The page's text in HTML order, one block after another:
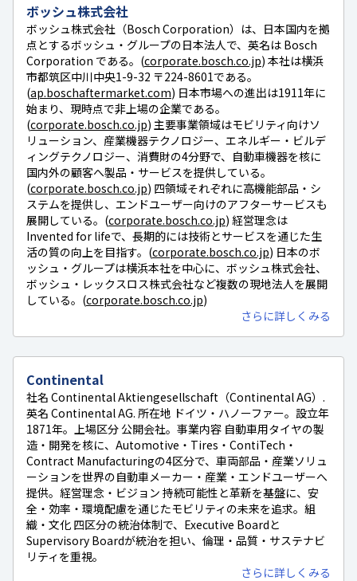
ボッシュ株式会社
ボッシュ株式会社（Bosch Corporation）は、日本国内を拠
点とするボッシュ・グループの日本法人で、英名は Bosch
Corporation である。(corporate.bosch.co.jp) 本社は横浜
市都筑区中川中央1-9-32 〒224-8601である。
(ap.boschaftermarket.com) 日本市場への進出は1911年に
始まり、現時点で非上場の企業である。
(corporate.bosch.co.jp) 主要事業領域はモビリティ向けソ
リューション、産業機器テクノロジー、エネルギー・ビルデ
ィングテクノロジー、消費財の4分野で、自動車機器を核に
国内外の顧客へ製品・サービスを提供している。
(corporate.bosch.co.jp) 四領域それぞれに高機能部品・シ
ステムを提供し、エンドユーザー向けのアフターサービスも
展開している。(corporate.bosch.co.jp) 経営理念は
Invented for lifeで、長期的には技術とサービスを通じた生
活の質の向上を目指す。(corporate.bosch.co.jp) 日本のボ
ッシュ・グループは横浜本社を中心に、ボッシュ株式会社、
ボッシュ・レックスロス株式会社など複数の現地法人を展開
している。(corporate.bosch.co.jp)
さらに詳しくみる
Continental
社名 Continental Aktiengesellschaft（Continental AG）.
英名 Continental AG. 所在地 ドイツ・ハノーファー。設立年
1871年。上場区分 公開会社。事業内容 自動車用タイヤの製
造・開発を核に、Automotive・Tires・ContiTech・
Contract Manufacturingの4区分で、車両部品・産業ソリュ
ーションを世界の自動車メーカー・産業・エンドユーザーへ
提供。経営理念・ビジョン 持続可能性と革新を基盤に、安
全・効率・環境配慮を通じたモビリティの未来を追求。組
織・文化 四区分の統治体制で、Executive Boardと
Supervisory Boardが統治を担い、倫理・品質・サステナビ
リティを重視。
さらに詳しくみる